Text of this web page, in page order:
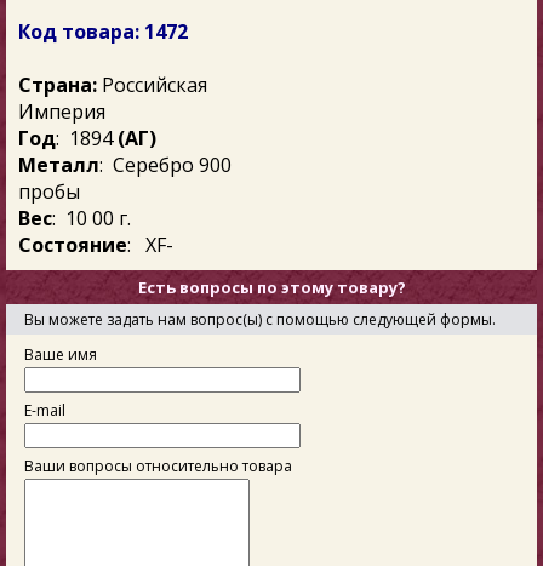
Код товара: 1472
Страна: Российская
Империя
Год: 1894(АГ)
Металл: Серебро 900
пробы
Вес: 10 00 г.
Состояние: XF-
Есть вопросы по этому товару?
Вы можете задать нам вопрос(ы) с помощью следующей формы.
Ваше имя
E-mail
Ваши вопросы относительно товара